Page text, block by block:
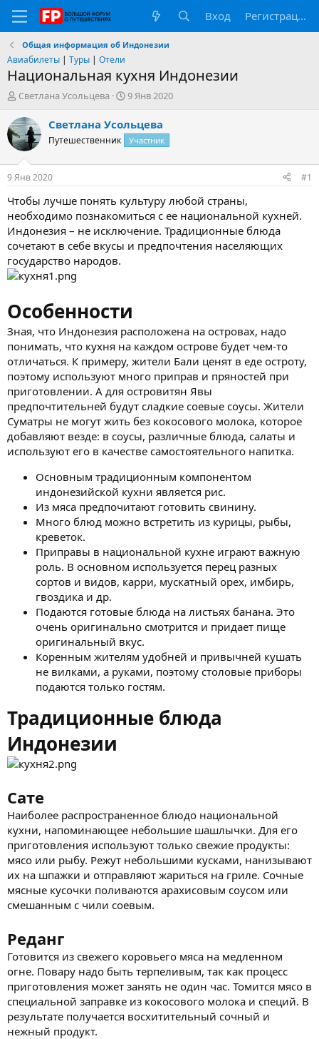
Вход Регистрация
Общая информация об Индонезии
Авиабилеты | Туры | Отели
Национальная кухня Индонезии
А
т
о
р
т
е
м
ы
Светлана Усольцева
Д
т
а
н
а
л
а
9 Янв 2020
Светлана Усольцева
Путешественник Участник
9 Янв 2020 #1
Чтобы лучше понять культуру любой страны,
необходимо познакомиться с ее национальной кухней.
Индонезия – не исключение. Традиционные блюда
сочетают в себе вкусы и предпочтения населяющих
государство народов.
Особенности
Зная, что Индонезия расположена на островах, надо
понимать, что кухня на каждом острове будет чем-то
отличаться. К примеру, жители Бали ценят в еде остроту,
поэтому используют много приправ и пряностей при
приготовлении. А для островитян Явы
предпочтительней будут сладкие соевые соусы. Жители
Суматры не могут жить без кокосового молока, которое
добавляют везде: в соусы, различные блюда, салаты и
используют его в качестве самостоятельного напитка.
Основным традиционным компонентом
индонезийской кухни является рис.
Из мяса предпочитают готовить свинину.
Много блюд можно встретить из курицы, рыбы,
креветок.
Приправы в национальной кухне играют важную
роль. В основном используется перец разных
сортов и видов, карри, мускатный орех, имбирь,
гвоздика и др.
Подаются готовые блюда на листьях банана. Это
очень оригинально смотрится и придает пище
оригинальный вкус.
Коренным жителям удобней и привычней кушать
не вилками, а руками, поэтому столовые приборы
подаются только гостям.
Традиционные блюда
Индонезии
Сате
Наиболее распространенное блюдо национальной
кухни, напоминающее небольшие шашлычки. Для его
приготовления используют только свежие продукты:
мясо или рыбу. Режут небольшими кусками, нанизывают
их на шпажки и отправляют жариться на гриле. Сочные
мясные кусочки поливаются арахисовым соусом или
смешанным с чили соевым.
Реданг
Готовится из свежего коровьего мяса на медленном
огне. Повару надо быть терпеливым, так как процесс
приготовления может занять не один час. Томится мясо в
специальной заправке из кокосового молока и специй. В
результате получается восхитительный сочный и
нежный продукт.